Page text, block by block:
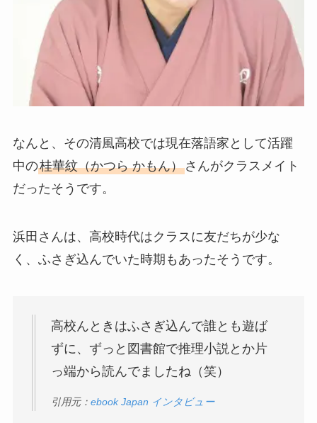
なんと、その清風高校では現在落語家として活躍
中の桂華紋（かつら かもん）さんがクラスメイト
だったそうです。
浜田さんは、高校時代はクラスに友だちが少な
く、ふさぎ込んでいた時期もあったそうです。
高校んときはふさぎ込んで誰とも遊ば
ずに、ずっと図書館で推理小説とか片
っ端から読んでましたね（笑）
引用元： ebook Japan インタビュー